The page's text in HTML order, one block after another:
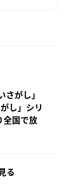
がし」
し」シリ
全国で放
る